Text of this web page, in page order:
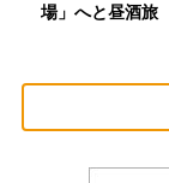
場」へと昼酒